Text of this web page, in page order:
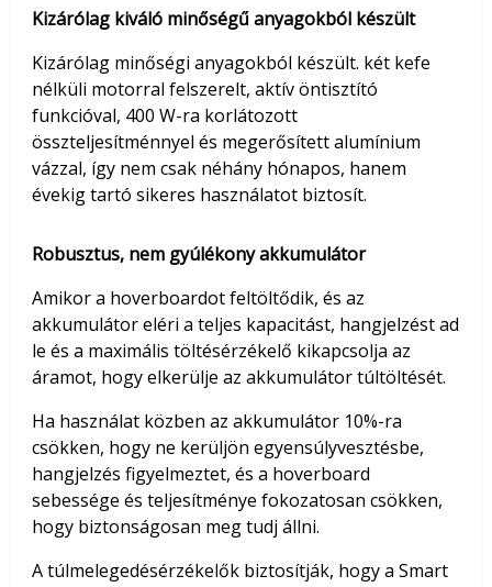
Kizárólag kiváló minőségű anyagokból készült
Kizárólag minőségi anyagokból készült. két kefe
nélküli motorral felszerelt, aktív öntisztító
funkcióval, 400 W-ra korlátozott
összteljesítménnyel és megerősített alumínium
vázzal, így nem csak néhány hónapos, hanem
évekig tartó sikeres használatot biztosít.
Robusztus, nem gyúlékony akkumulátor
Amikor a hoverboardot feltöltődik, és az
akkumulátor eléri a teljes kapacitást, hangjelzést ad
le és a maximális töltésérzékelő kikapcsolja az
áramot, hogy elkerülje az akkumulátor túltöltését.
Ha használat közben az akkumulátor 10%-ra
csökken, hogy ne kerüljön egyensúlyvesztésbe,
hangjelzés figyelmeztet, és a hoverboard
sebessége és teljesítménye fokozatosan csökken,
hogy biztonságosan meg tudj állni.
A túlmelegedésérzékelők biztosítják, hogy a Smart